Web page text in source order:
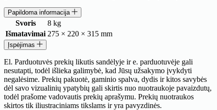
Papildoma informacija
Svoris
8 kg
Išmatavimai 275 × 220 × 315 mm
Įspėjimas
El. Parduotuvės prekių likutis sandėlyje ir e. parduotuvėje gali
nesutapti, todėl išlieka galimybė, kad Jūsų užsakymo įvykdyti
negalėsime. Prekių pakuotė, gaminio spalva, dydis ir kitos savybės
dėl savo vizualinių ypatybių gali skirtis nuo nuotraukoje pavaizdutų,
todėl prašome vadovautis prekių aprašymu. Prekių nuotraukos
skirtos tik iliustraciniams tikslams ir yra pavyzdinės.